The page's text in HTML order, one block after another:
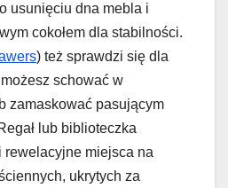
usunięciu dna mebla i
cokołem dla stabilności.
) też sprawdzi się dla
schować w
zamaskować pasującym
lub biblioteczka
rewelacyjne miejsca na
ukrytych za